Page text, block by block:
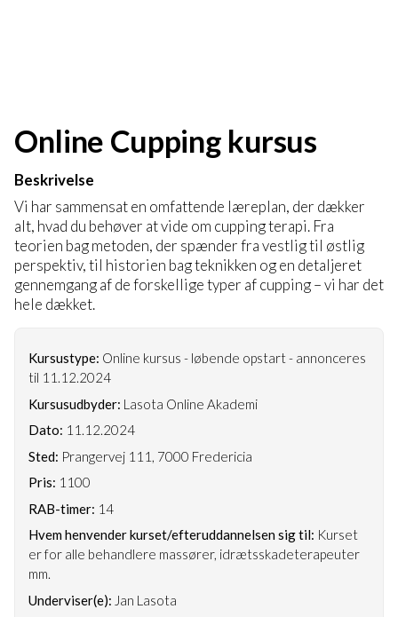
Online Cupping kursus
Beskrivelse
Vi har sammensat en omfattende læreplan, der dækker
alt, hvad du behøver at vide om cupping terapi. Fra
teorien bag metoden, der spænder fra vestlig til østlig
perspektiv, til historien bag teknikken og en detaljeret
gennemgang af de forskellige typer af cupping – vi har det
hele dækket.
Kursustype: Online kursus - løbende opstart - annonceres
til 11.12.2024
Kursusudbyder: Lasota Online Akademi
Dato: 11.12.2024
Sted: Prangervej 111, 7000 Fredericia
Pris: 1100
RAB-timer: 14
Hvem henvender kurset/efteruddannelsen sig til: Kurset
er for alle behandlere massører, idrætsskadeterapeuter
mm.
Underviser(e): Jan Lasota